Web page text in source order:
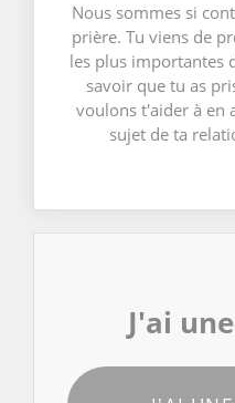
Nous sommes si
prière. Tu viens de
les plus importantes
savoir que tu as
voulons t'aider à en
sujet de ta
J'ai